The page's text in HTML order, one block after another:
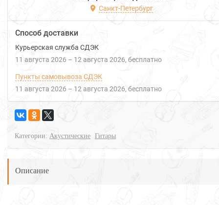
Санкт-Петербург
Способ доставки
Курьерская служба СДЭК
11 августа 2026 – 12 августа 2026 Бесплатно
Пункты самовывоза СДЭК
11 августа 2026 – 12 августа 2026 Бесплатно
Категории: Акустические Гитары
Описание